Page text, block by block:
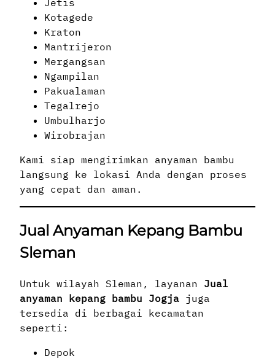
Jetis
Kotagede
Kraton
Mantrijeron
Mergangsan
Ngampilan
Pakualaman
Tegalrejo
Umbulharjo
Wirobrajan
Kami siap mengirimkan anyaman bambu
langsung ke lokasi Anda dengan proses
yang cepat dan aman.
Jual Anyaman Kepang Bambu
Sleman
Untuk wilayah Sleman, layanan Jual
anyaman kepang bambu Jogja juga
tersedia di berbagai kecamatan
seperti:
Depok